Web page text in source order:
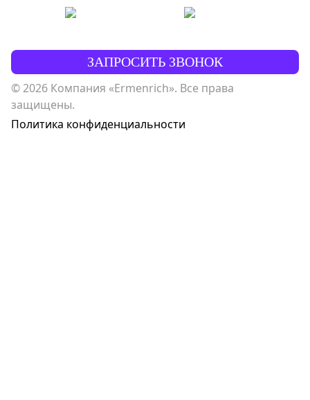
ЗАПРОСИТЬ ЗВОНОК
© 2026 Компания «Ermenrich». Все права
защищены.
Политика конфиденциальности